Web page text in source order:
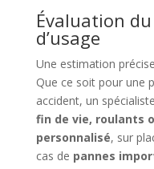
Évaluation
d’usage
Une estimation
Que ce soit pour une
accident, un
fin de vie, roulants
personnalisé, sur
cas de pannes